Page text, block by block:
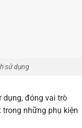
sử dụng
dụng, đóng vai trò
những phụ kiện